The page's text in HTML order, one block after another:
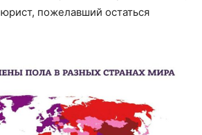
пожелавший остаться